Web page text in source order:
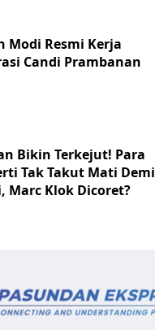
Modi Resmi Kerja
Candi Prambanan
Bikin Terkejut! Para
Tak Takut Mati Demi
Marc Klok Dicoret?